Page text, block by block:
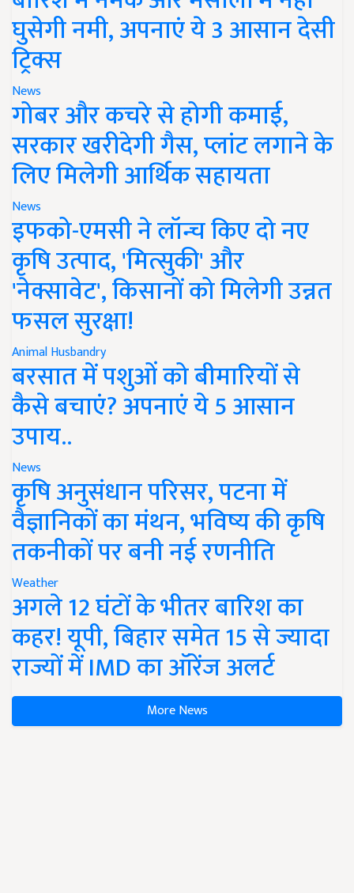
घुसेगी नमी, अपनाएं ये 3 आसान देसी
ट्रिक्स
News
गोबर और कचरे से होगी कमाई,
सरकार खरीदेगी गैस, प्लांट लगाने के
लिए मिलेगी आर्थिक सहायता
News
इफको-एमसी ने लॉन्च किए दो नए
कृषि उत्पाद, 'मित्सुकी' और
'नेक्सावेट', किसानों को मिलेगी उन्नत
फसल सुरक्षा!
Animal Husbandry
बरसात में पशुओं को बीमारियों से
कैसे बचाएं? अपनाएं ये 5 आसान
उपाय..
News
कृषि अनुसंधान परिसर, पटना में
वैज्ञानिकों का मंथन, भविष्य की कृषि
तकनीकों पर बनी नई रणनीति
Weather
अगले 12 घंटों के भीतर बारिश का
कहर! यूपी, बिहार समेत 15 से ज्यादा
राज्यों में IMD का ऑरेंज अलर्ट
More News